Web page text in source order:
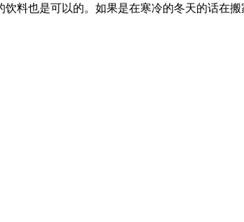
料也是可以的。如果是在寒冷的冬天的话在